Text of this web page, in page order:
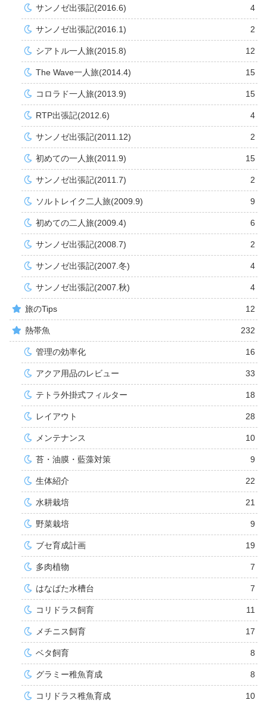
サンノゼ出張記(2016.6) 4
サンノゼ出張記(2016.1) 2
シアトル一人旅(2015.8) 12
The Wave一人旅(2014.4) 15
コロラド一人旅(2013.9) 15
RTP出張記(2012.6) 4
サンノゼ出張記(2011.12) 2
初めての一人旅(2011.9) 15
サンノゼ出張記(2011.7) 2
ソルトレイク二人旅(2009.9) 9
初めての二人旅(2009.4) 6
サンノゼ出張記(2008.7) 2
サンノゼ出張記(2007.冬) 4
サンノゼ出張記(2007.秋) 4
旅のTips 12
熱帯魚 232
管理の効率化 16
アクア用品のレビュー 33
テトラ外掛式フィルター 18
レイアウト 28
メンテナンス 10
苔・油膜・藍藻対策 9
生体紹介 22
水耕栽培 21
野菜栽培 9
ブセ育成計画 19
多肉植物 7
はなばた水槽台 7
コリドラス飼育 11
メチニス飼育 17
ベタ飼育 8
グラミー稚魚育成 8
コリドラス稚魚育成 10